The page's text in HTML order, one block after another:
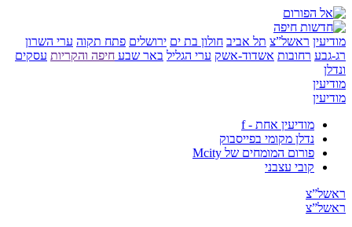
ראשל”צ תל אביב חולון בת ים ירושלים פתח תקוה ערי השרון
רחובות אשדוד-אשק ערי הגליל באר שבעחיפה והקריות עסקים
מודיעין אחת - f
נדלן מקומי בפייסבוק
פורום המומחים של Mcity
קובי עצבני